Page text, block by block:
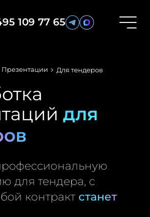
109 77 65
Презентации Для тендеров
для
для тендера, с
контракт станет